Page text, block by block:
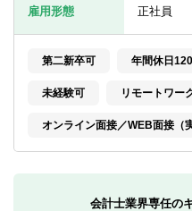
雇用形態 正社員
第二新卒可 年間休日
未経験可 リモートワー
オンライン面接／WEB面接（
会計士業界専任の